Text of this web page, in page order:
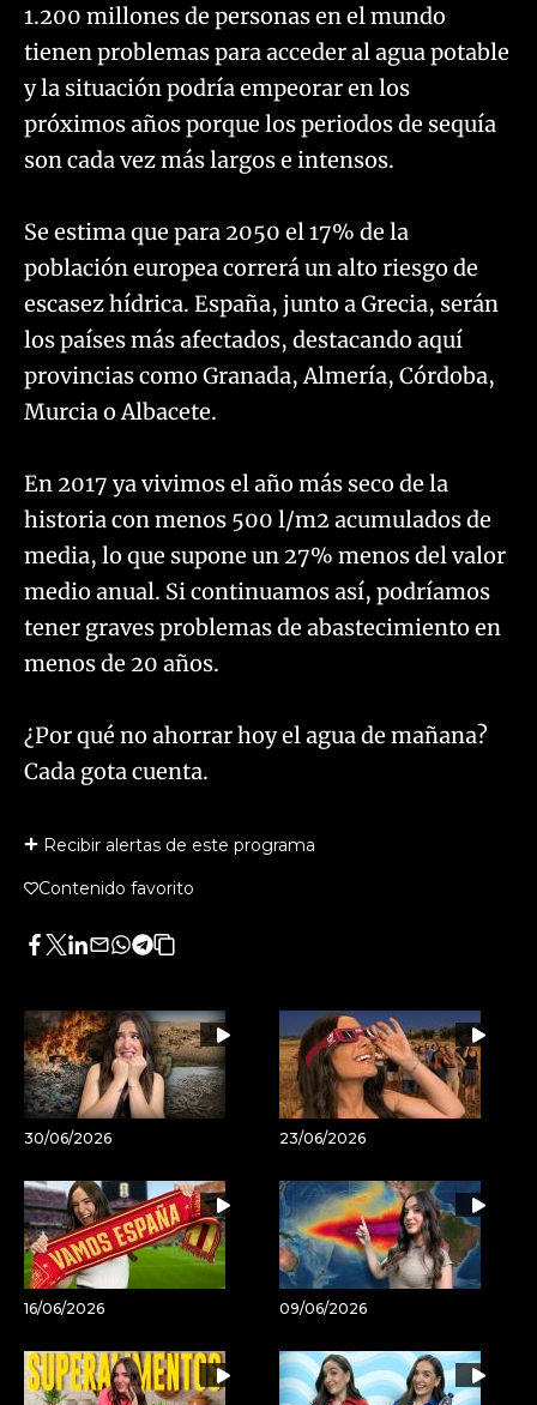
1.200 millones de personas en el mundo
tienen problemas para acceder al agua potable
y la situación podría empeorar en los
próximos años porque los periodos de sequía
son cada vez más largos e intensos.
Se estima que para 2050 el 17% de la
población europea correrá un alto riesgo de
escasez hídrica. España, junto a Grecia, serán
los países más afectados, destacando aquí
provincias como Granada, Almería, Córdoba,
Murcia o Albacete.
En 2017 ya vivimos el año más seco de la
historia con menos 500 l/m2 acumulados de
media, lo que supone un 27% menos del valor
medio anual. Si continuamos así, podríamos
tener graves problemas de abastecimiento en
menos de 20 años.
¿Por qué no ahorrar hoy el agua de mañana?
Cada gota cuenta.
Recibir alertas de este programa
Contenido favorito
Facebook
Twitter
LinkedIn
Enviar
Whatsapp
Telegram
Copiar
artículo
30/06/2026 23/06/2026
16/06/2026 09/06/2026